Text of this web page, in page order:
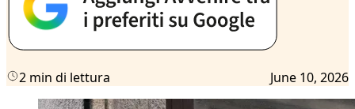
2 min di lettura June 10, 2026